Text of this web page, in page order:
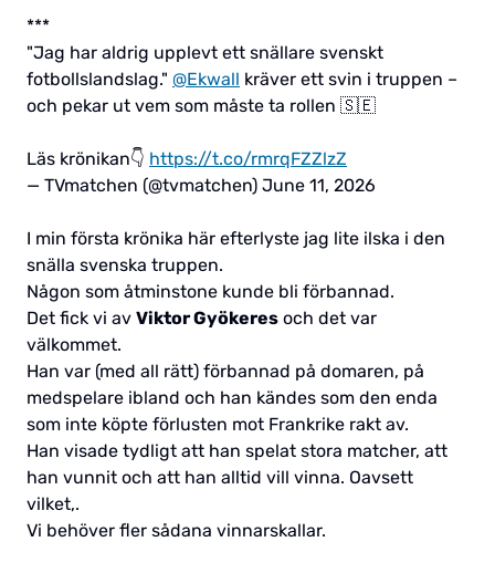
***
"Jag har aldrig upplevt ett snällare svenskt
fotbollslandslag." @Ekwall kräver ett svin i truppen –
och pekar ut vem som måste ta rollen 🇸🇪
Läs krönikan👇 https://t.co/rmrqFZZlzZ
— TVmatchen (@tvmatchen) June 11, 2026
I min första krönika här efterlyste jag lite ilska i den
snälla svenska truppen.
Någon som åtminstone kunde bli förbannad.
Det fick vi av Viktor Gyökeres och det var
välkommet.
Han var (med all rätt) förbannad på domaren, på
medspelare ibland och han kändes som den enda
som inte köpte förlusten mot Frankrike rakt av.
Han visade tydligt att han spelat stora matcher, att
han vunnit och att han alltid vill vinna. Oavsett
vilket,.
Vi behöver fler sådana vinnarskallar.